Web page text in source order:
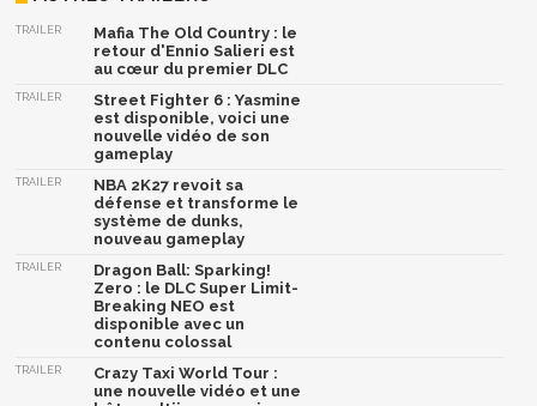
TRAILER
Mafia The Old Country : le
retour d'Ennio Salieri est
au cœur du premier DLC
TRAILER
Street Fighter 6 : Yasmine
est disponible, voici une
nouvelle vidéo de son
gameplay
TRAILER
NBA 2K27 revoit sa
défense et transforme le
système de dunks,
nouveau gameplay
TRAILER
Dragon Ball: Sparking!
Zero : le DLC Super Limit-
Breaking NEO est
disponible avec un
contenu colossal
TRAILER
Crazy Taxi World Tour :
une nouvelle vidéo et une